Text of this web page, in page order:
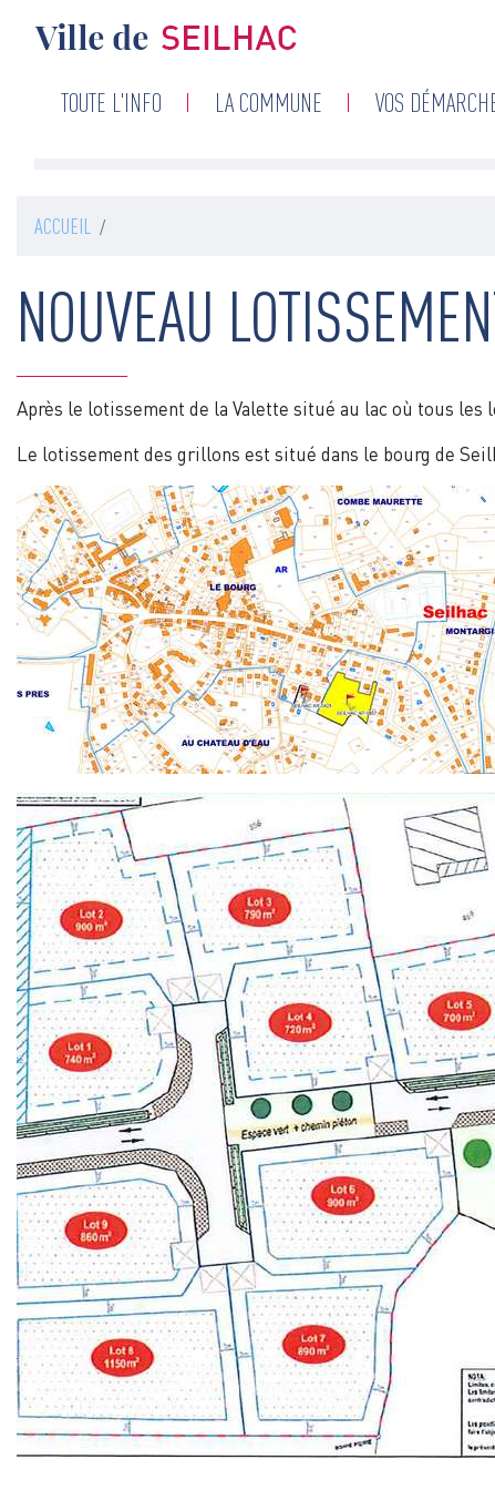
Navigation
TOUTE L'INFO LA COMMUNE VOS
ACCUEIL
NOUVEAU
Après le lotissement de la Valette situé au lac où tous
Le lotissement des grillons est situé dans le bourg de
Image
Document
Image